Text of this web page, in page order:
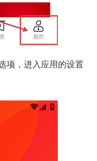
项，进入应用的设置